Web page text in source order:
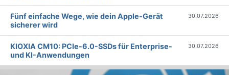
Fünf einfache Wege, wie dein Apple-Gerät
sicherer wird
30.07.2026
KIOXIA CM10: PCIe-6.0-SSDs für Enterprise-
und KI-Anwendungen
30.07.2026